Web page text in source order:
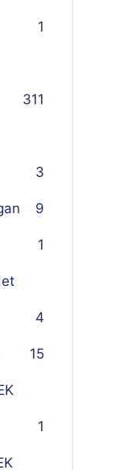
1
311
3
9
1
4
15
1